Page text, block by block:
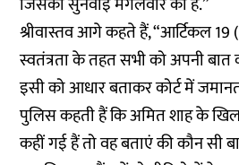
श्रीवास्तव आगे कहते हैं, “आर्टिकल 19
स्वतंत्रता के तहत सभी को अपनी
इसी को आधार बताकर कोर्ट में
पुलिस कहती हैं कि अमित शाह के
कहीं गई हैं तो वह बताएं की कौन सी